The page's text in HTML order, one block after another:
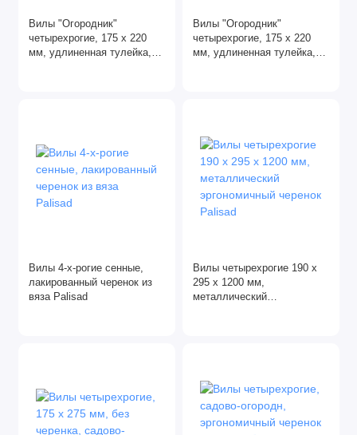
Для комнатных растений
Кусторезы
Плоскорезы
Рыхлители
Системы хранения садового инвентаря
Вилы "Огородник"
четырехрогие, 175 х 220
мм, удлиненная тулейка,
Вилы "Огородник"
четырехрогие, 175 х 220
мм, удлиненная тулейка, с
Вилы 4-х-рогие сенные,
лакированный черенок из
вяза Palisad
Вилы четырехрогие 190 х
295 х 1200 мм,
металлический